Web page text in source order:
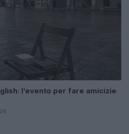
l’evento per fare amicizie